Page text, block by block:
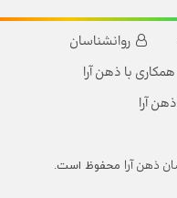
روانشناسان
همکاری با ذهن آرا
آرا
ذهن آرا محفوظ است.